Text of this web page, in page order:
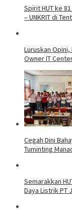
Spirit HUT ke
– UNKRIT di
Luruskan Opini,
Owner IT
Cegah Dini
Tuminting
Semarakkan
Daya Listrik PT